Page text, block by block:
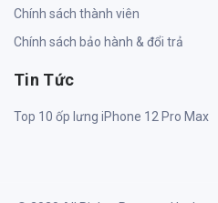
Chính sách thành viên
Chính sách bảo hành & đổi trả
Tin Tức
Top 10 ốp lưng iPhone 12 Pro Max